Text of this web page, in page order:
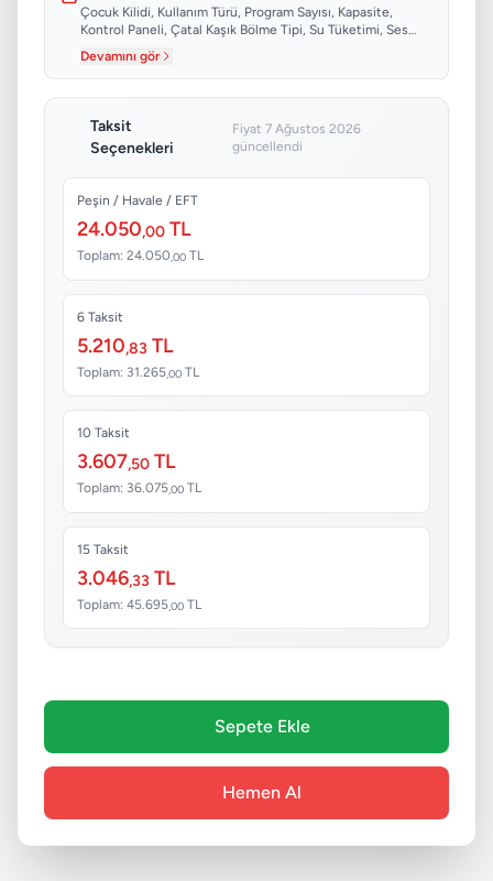
Çocuk Kilidi, Kullanım Türü, Program Sayısı, Kapasite,
Kontrol Paneli, Çatal Kaşık Bölme Tipi, Su Tüketimi, Ses
Seviyesi...
Devamını gör
Taksit
Seçenekleri
Fiyat 7 Ağustos 2026
güncellendi
Peşin / Havale / EFT
24.050,00 TL
Toplam: 24.050,00 TL
6 Taksit
5.210,83 TL
Toplam: 31.265,00 TL
10 Taksit
3.607,50 TL
Toplam: 36.075,00 TL
15 Taksit
3.046,33 TL
Toplam: 45.695,00 TL
Sepete Ekle
Hemen Al